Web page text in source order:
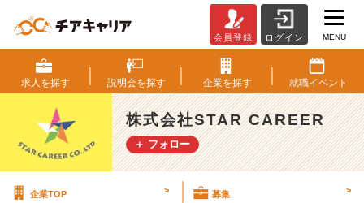
S
T
A
R
C
A
会員登録 ログイン MENU
求人を探す 説明会を探す 企業を探す 就職イベント
株式会社STAR CAREER
＋ フォロー
企業TOP > 募集 >